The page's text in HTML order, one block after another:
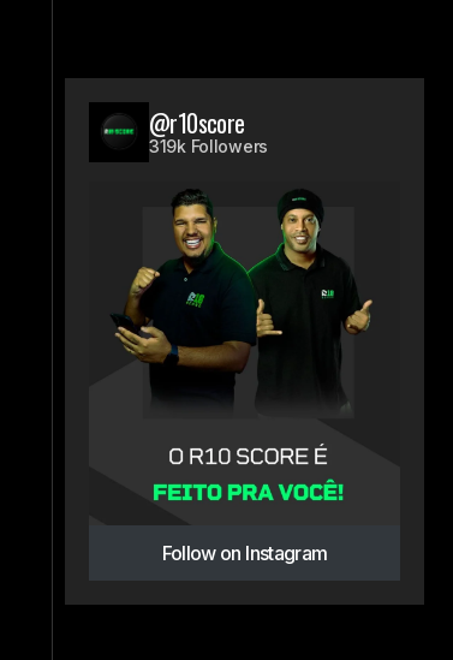
@r10score
319k Followers
Follow on Instagram